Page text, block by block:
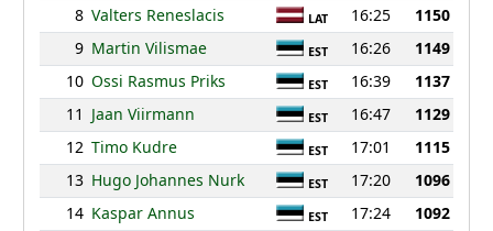
8 Valters Reneslacis LAT 16:25
1150
9 Martin Vilismae EST 16:26
1149
10 Ossi Rasmus Priks EST 16:39
1137
11 Jaan Viirmann EST 16:47
1129
12 Timo Kudre EST 17:01
1115
13 Hugo Johannes Nurk EST 17:20
1096
14 Kaspar Annus EST 17:24
1092